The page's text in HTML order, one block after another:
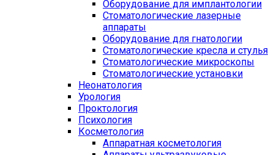
Оборудование для имплантологии
Стоматологические лазерные
аппараты
Оборудование для гнатологии
Стоматологические кресла и стулья
Стоматологические микроскопы
Стоматологические установки
Неонатология
Урология
Проктология
Психология
Косметология
Аппаратная косметология